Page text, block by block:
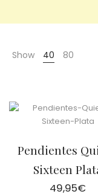
Show 40 80
Pendientes
Sixteen
49,95€